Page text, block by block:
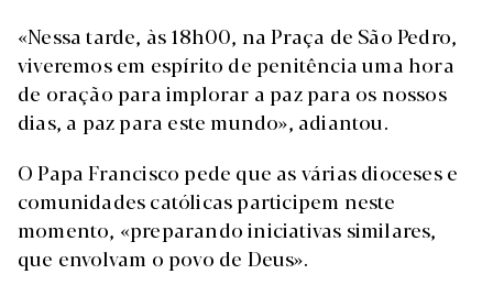
«Nessa tarde, às 18h00, na Praça de São Pedro,
viveremos em espírito de penitência uma hora
de oração para implorar a paz para os nossos
dias, a paz para este mundo», adiantou.
O Papa Francisco pede que as várias dioceses e
comunidades católicas participem neste
momento, «preparando iniciativas similares,
que envolvam o povo de Deus».